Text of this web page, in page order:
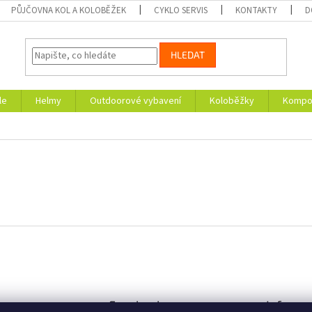
PŮJČOVNA KOL A KOLOBĚŽEK CYKLO SERVIS KONTAKTY
HLEDAT
Helmy Outdoorové vybavení Koloběžky
Facebook